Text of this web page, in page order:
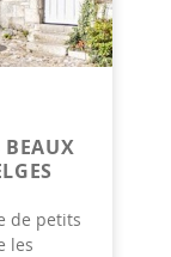
BEAUX
de petits
les